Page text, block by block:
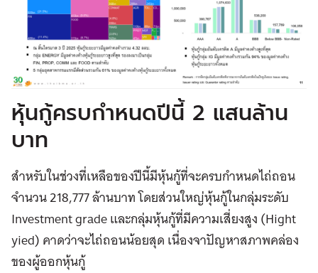
หุ้นกู้ครบกำหนดปีนี้ 2 แสนล้าน
บาท
สำหรับในช่วงที่เหลือของปีนี้มีหุ้นกู้ที่จะครบกำหนดไถ่ถอน
จำนวน 218,777 ล้านบาท โดยส่วนใหญ่หุ้นกู้ในกลุ่มระดับ
Investment grade และกลุ่มหุ้นกู้ที่มีความเสี่ยงสูง (Hight
yied) คาดว่าจะไถ่ถอนน้อยสุด เนื่องจาปัญหาสภาพคล่อง
ของผู้ออกหุ้นกู้